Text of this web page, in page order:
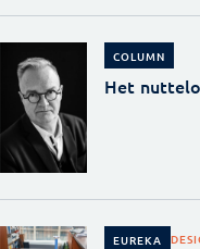
COLUMN
Het
EUREKA